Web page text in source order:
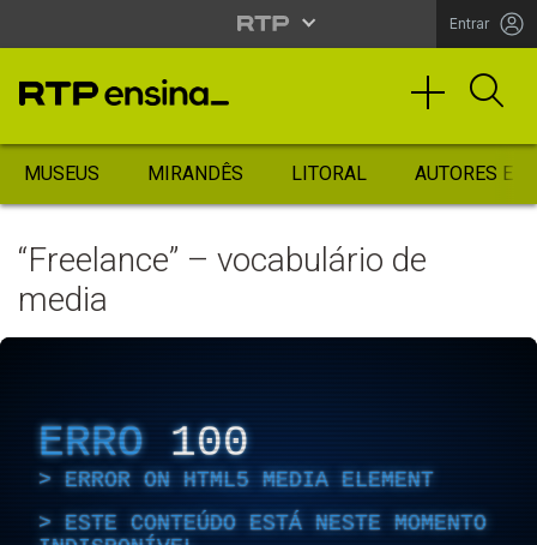
Entrar
MUSEUS MIRANDÊS LITORAL AUTORES
“Freelance” – vocabulário de
media
ERRO 100
ERROR ON HTML5 MEDIA ELEMENT
ESTE CONTEÚDO ESTÁ NESTE MOMENTO